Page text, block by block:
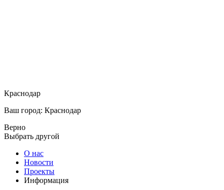
Краснодар
Ваш город: Краснодар
Верно
Выбрать другой
О нас
Новости
Проекты
Информация